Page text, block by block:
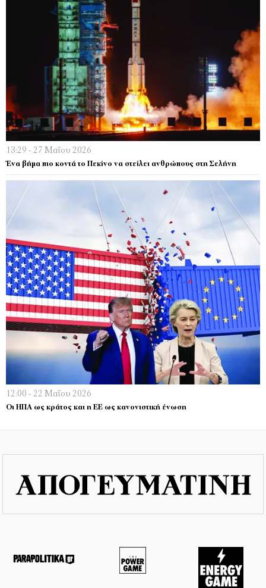
13:29 - 27 Μαΐου 2026
Ένα βήμα πιο κοντά το Πεκίνο να στείλει ανθρώπους στη Σελήνη
12:00 - 22 Μαΐου 2026
Οι ΗΠΑ ως κράτος και η ΕΕ ως κανονιστική ένωση